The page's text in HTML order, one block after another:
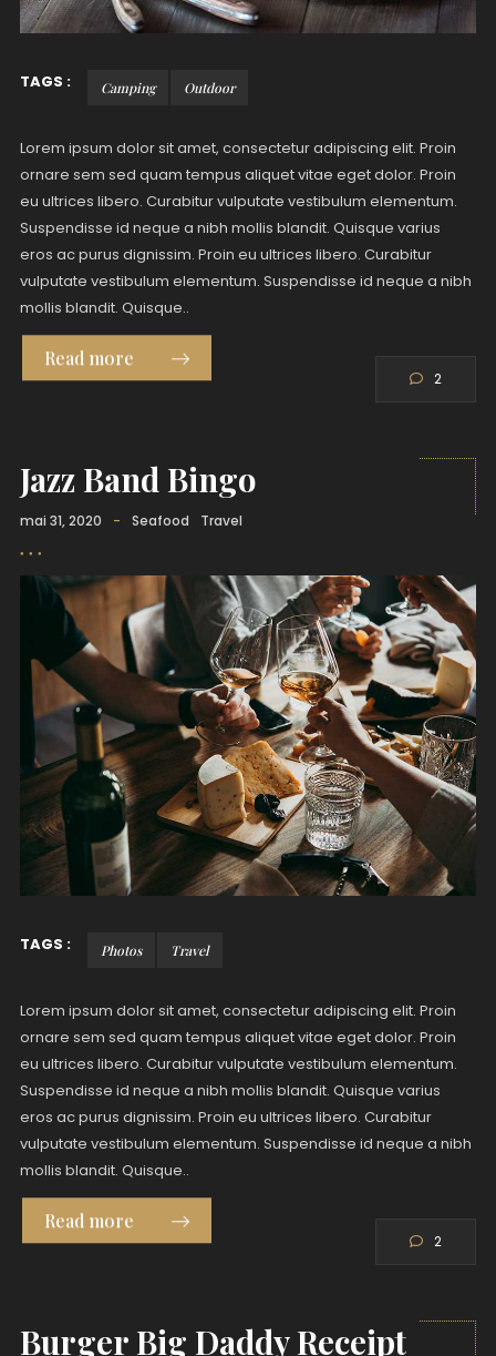
TAGS : Camping Outdoor
Lorem ipsum dolor sit amet, consectetur adipiscing elit. Proin
ornare sem sed quam tempus aliquet vitae eget dolor. Proin
eu ultrices libero. Curabitur vulputate vestibulum elementum.
Suspendisse id neque a nibh mollis blandit. Quisque varius
eros ac purus dignissim. Proin eu ultrices libero. Curabitur
vulputate vestibulum elementum. Suspendisse id neque a nibh
mollis blandit. Quisque..
Read more
2
Jazz Band Bingo
mai 31, 2020 - Seafood Travel
TAGS : Photos Travel
Lorem ipsum dolor sit amet, consectetur adipiscing elit. Proin
ornare sem sed quam tempus aliquet vitae eget dolor. Proin
eu ultrices libero. Curabitur vulputate vestibulum elementum.
Suspendisse id neque a nibh mollis blandit. Quisque varius
eros ac purus dignissim. Proin eu ultrices libero. Curabitur
vulputate vestibulum elementum. Suspendisse id neque a nibh
mollis blandit. Quisque..
Read more
2
Burger Big Daddy Receipt